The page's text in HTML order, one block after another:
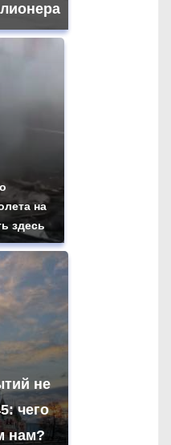
на
здесь
не
чего
нам?